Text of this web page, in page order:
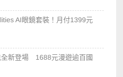
AI眼鏡套裝！月付1399元
全新登場 1688元漫遊逾百國